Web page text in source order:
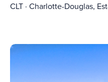
CLT · Charlotte-Douglas,